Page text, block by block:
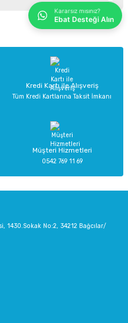
siz yapın!
Kredi Kartı ile Alışveriş
Tüm Kredi Kartlarına Taksit İmkanı
Müşteri Hizmetleri
0542 769 11 69
1430.Sokak No:2, 34212 Bağcılar/
Kararsız mısınız?
Ebat Desteği Alın